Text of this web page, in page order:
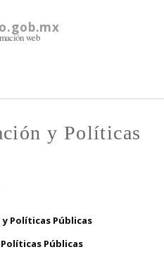
web
y Políticas
Políticas Públicas
Públicas